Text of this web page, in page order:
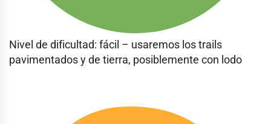
Nivel de dificultad: fácil – usaremos los trails
pavimentados y de tierra, posiblemente con lodo